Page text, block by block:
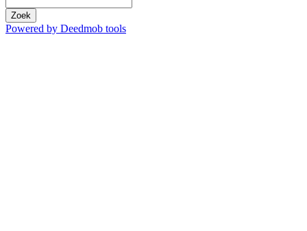
Zoek
Powered by Deedmob tools